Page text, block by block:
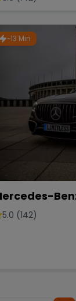
~13 Min
5.0 (142)